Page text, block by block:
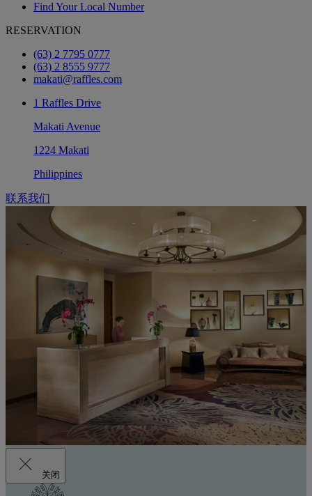
Find Your Local Number
RESERVATION
(63) 2 7795 0777
(63) 2 8555 9777
makati@raffles.com
1 Raffles Drive
Makati Avenue
1224 Makati
Philippines
联系我们
关闭